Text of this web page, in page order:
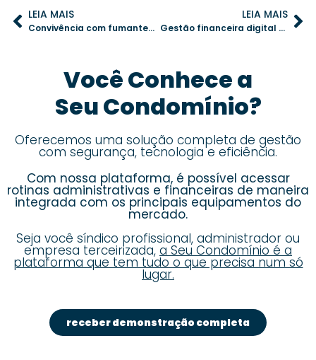
LEIA MAIS
Convivência com fumantes em condomínios: como manter o equilíbrio
LEIA MAIS
Gestão financeira digital em condomínios: soluções práticas para otimizar custos e processos
Você Conhece a
Seu Condomínio?
Oferecemos uma solução completa de gestão
com segurança, tecnologia e eficiência.
Com nossa plataforma, é possível acessar
rotinas administrativas e financeiras de maneira
integrada com os principais equipamentos do
mercado.
Seja você síndico profissional, administrador ou
empresa terceirizada, a Seu Condomínio é a
plataforma que tem tudo o que precisa num só
lugar.
receber demonstração completa